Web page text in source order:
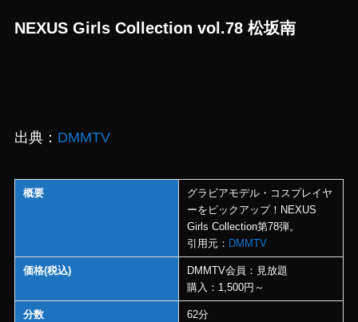
NEXUS Girls Collection vol.78 松坂南
出典： DMMTV
概要
グラビアモデル・コスプレイヤ
ーをピックアップ！NEXUS
Girls Collection第78弾。
引用元： DMMTV
価格(税込)
DMMTV会員：見放題
購入：1,500円～
分数 62分